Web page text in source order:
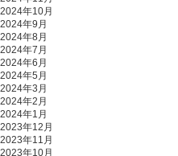
2024年10月
2024年9月
2024年8月
2024年7月
2024年6月
2024年5月
2024年3月
2024年2月
2024年1月
2023年12月
2023年11月
2023年10月